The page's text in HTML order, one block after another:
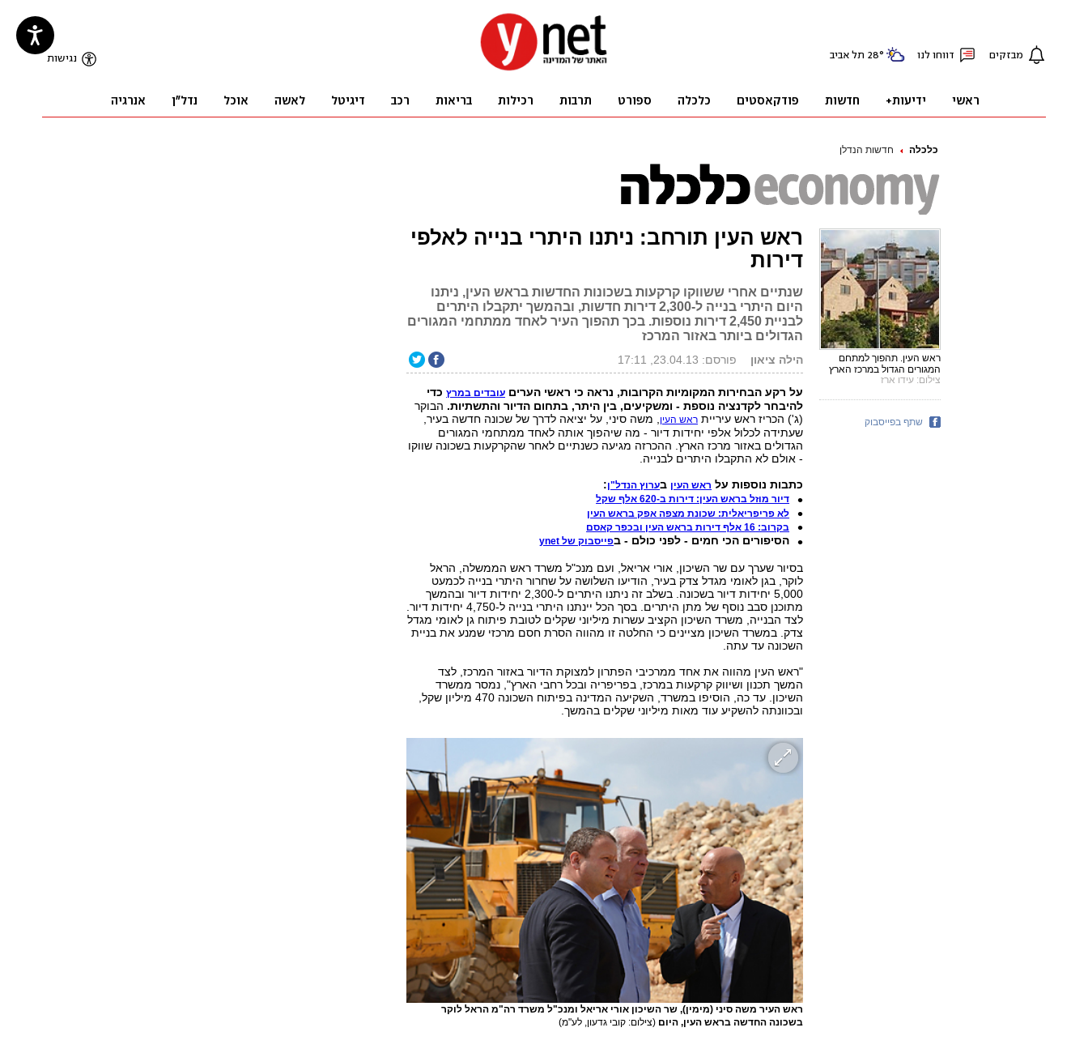
כלכלה חדשות הנדלן
ראש העין תורחב: ניתנו היתרי בנייה לאלפי
דירות
שנתיים אחרי ששווקו קרקעות בשכונות החדשות בראש העין, ניתנו
היום היתרי בנייה ל-2,300 דירות חדשות, ובהמשך יתקבלו היתרים
לבניית 2,450 דירות נוספות. בכך תהפוך העיר לאחד ממתחמי המגורים
הגדולים ביותר באזור המרכז
הילה ציאון פורסם: 23.04.13, 17:11
על רקע הבחירות המקומיות הקרובות, נראה כי ראשי הערים עובדים במרץכדי
להיבחר לקדנציה נוספת - ומשקיעים, בין היתר, בתחום הדיור והתשתיות. הבוקר
(ג') הכריז ראש עיריית ראש העין, משה סיני, על יציאה לדרך של שכונה חדשה בעיר,
שעתידה לכלול אלפי יחידות דיור - מה שיהפוך אותה לאחד ממתחמי המגורים
הגדולים באזור מרכז הארץ. ההכרזה מגיעה כשנתיים לאחר שהקרקעות בשכונה שווקו
- אולם לא התקבלו היתרים לבנייה.
כתבות נוספות על ראש העין בערוץ הנדל"ן:
דיור מוזל בראש העין: דירות ב-620 אלף שקל
לא פריפריאלית: שכונת מצפה אפק בראש העין
בקרוב: 16 אלף דירות בראש העין ובכפר קאסם
הסיפורים הכי חמים - לפני כולם - בפייסבוק של ynet
בסיור שערך עם שר השיכון, אורי אריאל, ועם מנכ"ל משרד ראש הממשלה, הראל
לוקר, בגן לאומי מגדל צדק בעיר, הודיעו השלושה על שחרור היתרי בנייה לכמעט
5,000 יחידות דיור בשכונה. בשלב זה ניתנו היתרים ל-2,300 יחידות דיור ובהמשך
מתוכנן סבב נוסף של מתן היתרים. בסך הכל יינתנו היתרי בנייה ל-4,750 יחידות דיור.
לצד הבנייה, משרד השיכון הקציב עשרות מיליוני שקלים לטובת פיתוח גן לאומי מגדל
צדק. במשרד השיכון מציינים כי החלטה זו מהווה הסרת חסם מרכזי שמנע את בניית
השכונה עד עתה.
"ראש העין מהווה את אחד ממרכיבי הפתרון למצוקת הדיור באזור המרכז, לצד
המשך תכנון ושיווק קרקעות במרכז, בפריפריה ובכל רחבי הארץ", נמסר ממשרד
השיכון. עד כה, הוסיפו במשרד, השקיעה המדינה בפיתוח השכונה 470 מיליון שקל,
ובכוונתה להשקיע עוד מאות מיליוני שקלים בהמשך.
ראש העיר משה סיני (מימין), שר השיכון אורי אריאל ומנכ"ל משרד רה"מ הראל לוקר
בשכונה החדשה בראש העין, היום (צילום: קובי גדעון, לע"מ)
ראש העין. תהפוך למתחם
המגורים הגדול במרכז הארץ
צילום: עידו ארז
שתף בפייסבוק